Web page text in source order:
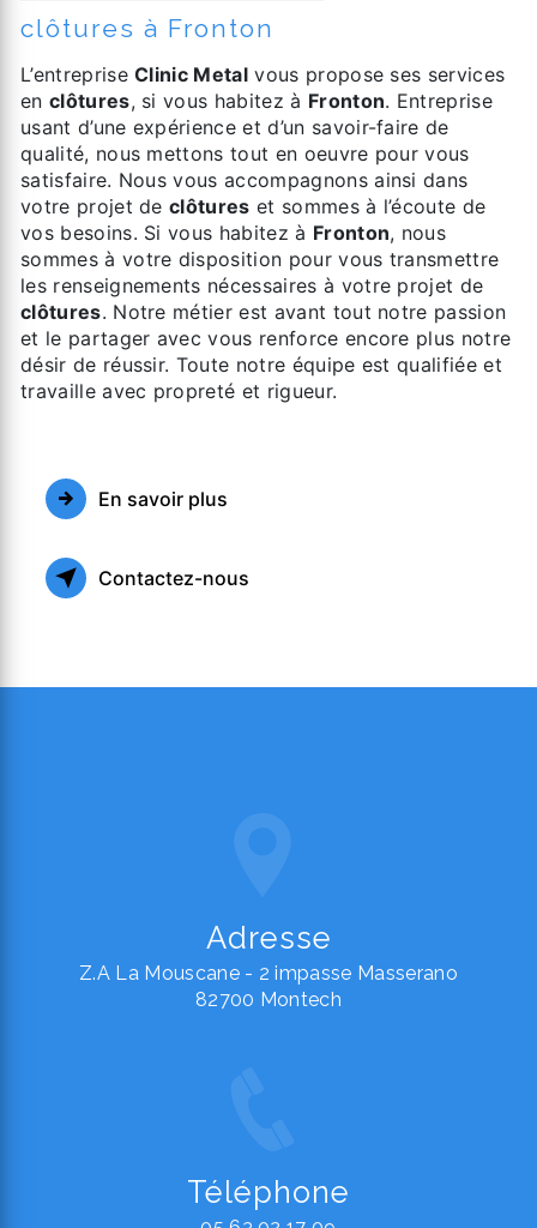
clôtures à Fronton
L’entrepriseClinic Metal vous propose ses services
en clôtures, si vous habitez à Fronton. Entreprise
usant d’une expérience et d’un savoir-faire de
qualité, nous mettons tout en oeuvre pour vous
satisfaire. Nous vous accompagnons ainsi dans
votre projet declôtures et sommes à l’écoute de
vos besoins. Si vous habitez à Fronton, nous
sommes à votre disposition pour vous transmettre
les renseignements nécessaires à votre projet de
clôtures. Notre métier est avant tout notre passion
et le partager avec vous renforce encore plus notre
désir de réussir. Toute notre équipe est qualifiée et
travaille avec propreté et rigueur.
En savoir plus
Contactez-nous
Adresse
Z.A La Mouscane - 2 impasse Masserano
82700 Montech
Téléphone